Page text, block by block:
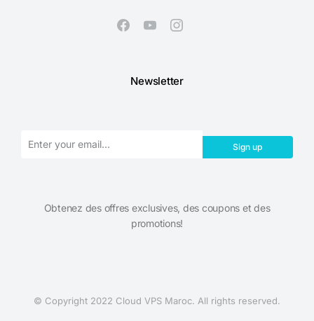
Newsletter
Sign up
Obtenez des offres exclusives, des coupons et des
promotions!​
© Copyright 2022 Cloud VPS Maroc. All rights reserved.